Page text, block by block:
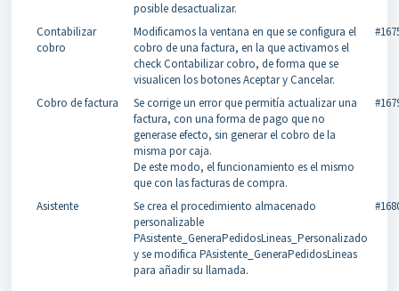
posible desactualizar.
Contabilizar
cobro
Modificamos la ventana en que se configura el
cobro de una factura, en la que activamos el
check Contabilizar cobro, de forma que se
visualicen los botones Aceptar y Cancelar.
Cobro de factura
Se corrige un error que permitía actualizar una
factura, con una forma de pago que no
generase efecto, sin generar el cobro de la
misma por caja.
De este modo, el funcionamiento es el mismo
que con las facturas de compra.
Asistente
Se crea el procedimiento almacenado
personalizable
PAsistente_GeneraPedidosLineas_Personalizado
y se modifica PAsistente_GeneraPedidosLineas
para añadir su llamada.